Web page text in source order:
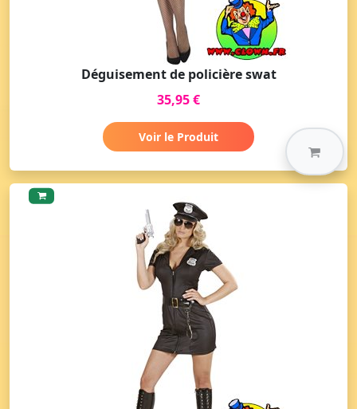
Déguisement de policière swat
35,95 €
Voir le Produit